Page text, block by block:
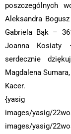
poszczególnych
Aleksandra
Gabriela Bąk –
Joanna Kosiaty
serdecznie
Magdalena
Kacer.
{yasig
images/yasig/
images/yasig/